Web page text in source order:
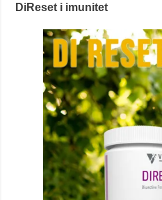
DiReset i imunitet